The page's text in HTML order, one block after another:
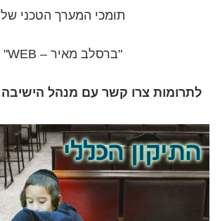
תומכי המערך הטכני של
"ברסלב מאיר – WEB"
לתרומות צרו קשר עם מנהל הישיבה 050-4161022